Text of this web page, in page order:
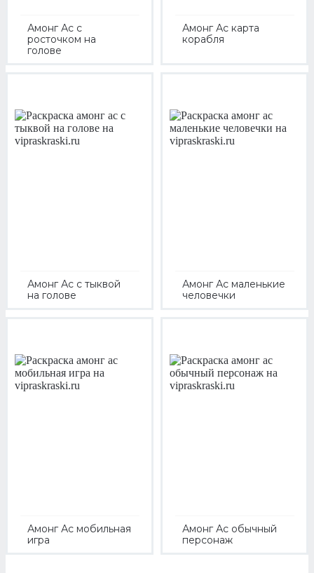
Амонг Ас с
росточком на
голове
Амонг Ас карта
корабля
Амонг Ас с тыквой
на голове
Амонг Ас маленькие
человечки
Амонг Ас мобильная
игра
Амонг Ас обычный
персонаж